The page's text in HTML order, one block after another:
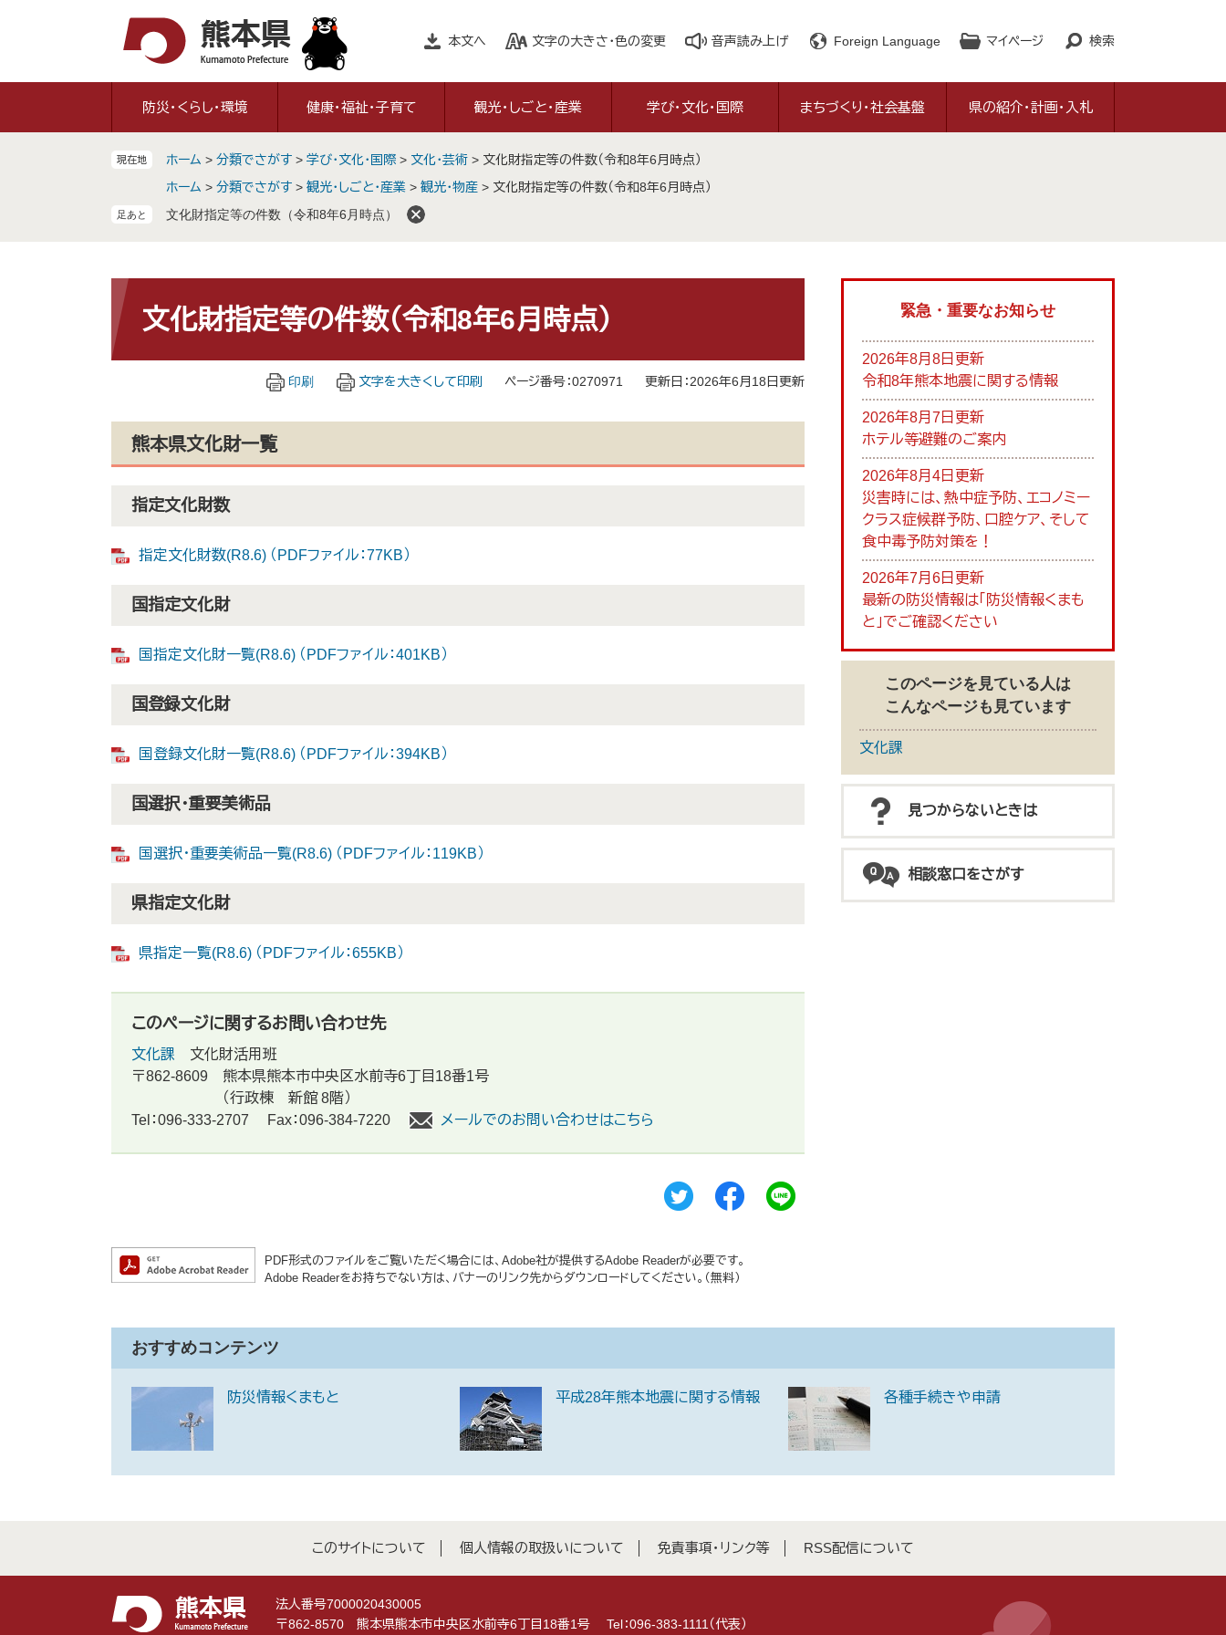
本文へ 文字の大きさ・色の変更 音声読み上げ Foreign Language マイページ 検索
防災・くらし・環境 健康・福祉・子育て 観光・しごと・産業 学び・文化・国際 まちづくり・社会基盤 県の紹介・計画・入札
現在地 ホーム > 分類でさがす > 学び・文化・国際 > 文化・芸術 > 文化財指定等の件数（令和8年6月時点）
ホーム > 分類でさがす > 観光・しごと・産業 > 観光・物産 > 文化財指定等の件数（令和8年6月時点）
文化財指定等の件数（令和8年6月時点）
文
文化財指定等の件数（令和8年6月時点）
印刷 文字を大きくして印刷 ページ番号：0270971 更新日：2026年6月18日更新
熊本県文化財一覧
指定文化財数
指定文化財数(R8.6) （PDFファイル：77KB）
国指定文化財
国指定文化財一覧(R8.6) （PDFファイル：401KB）
国登録文化財
国登録文化財一覧(R8.6) （PDFファイル：394KB）
国選択・重要美術品
国選択・重要美術品一覧(R8.6) （PDFファイル：119KB）
県指定文化財
県指定一覧(R8.6) （PDFファイル：655KB）
このページに関するお問い合わせ先
文化課
文化財活用班
〒862-8609
熊本県熊本市中央区水前寺6丁目18番1号
（行政棟 新館 8階）
Tel：096-333-2707
Fax：096-384-7220 メールでのお問い合わせはこちら
PDF形式のファイルをご覧いただく場合には、Adobe社が提供するAdobe Readerが必要です。
Adobe Readerをお持ちでない方は、バナーのリンク先からダウンロードしてください。（無料）
緊急・重要なお知らせ
2026年8月8日更新
令和8年熊本地震に関する情報
2026年8月7日更新
ホテル等避難のご案内
2026年8月4日更新
災害時には、熱中症予防、エコノミー
クラス症候群予防、口腔ケア、そして
食中毒予防対策を！
2026年7月6日更新
最新の防災情報は「防災情報くまも
と」でご確認ください
このページを見ている人は
こんなページも見ています
文化課
見つからないときは
相談窓口をさがす
おすすめコンテンツ
防災情報くまもと 平成28年熊本地震に関する情報 各種手続きや申請
このサイトについて 個人情報の取扱いについて 免責事項・リンク等 RSS配信について
法人番号7000020430005
〒862-8570 熊本県熊本市中央区水前寺6丁目18番1号
Tel：096-383-1111（代表）